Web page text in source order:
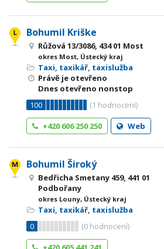
Bohumil Kriške
Růžová 13/3086, 434 01 Most
okres Most, Ústecký kraj
Taxi, taxikář, taxislužba
Právě je otevřeno
Dnes otevřeno nonstop
100
(1 hodnocení)
+420 606 250 250
Web
Bohumil Široký
Bedřicha Smetany 459, 441 01
Podbořany
okres Louny, Ústecký kraj
Taxi, taxikář, taxislužba
0
(0 hodnocení)